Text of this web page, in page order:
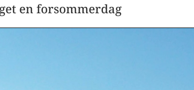
en forsommerdag